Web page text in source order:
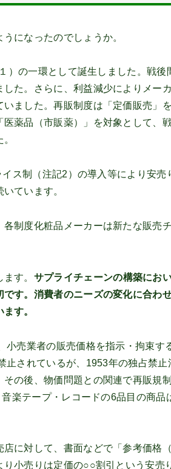
になったのでしょうか。
の一環として誕生しました。戦後
た。さらに、利益減少によりメー
ました。再販制度は「定価販売」
薬品（市販薬）」を対象として、
ス制（注記2）の導入等により安売
ています。
制度化粧品メーカーは新たな販売
す。 サプライチェーンの構築にお
す。消費者のニーズの変化に合わ
す。
売業者の販売価格を指示・拘束す
止されているが、1953年の独占禁止
の後、物価問題との関連で再販規
楽テープ・レコードの6品目の商品
に対して、書面などで「参考価格
小売りは定価の○○割引という安売